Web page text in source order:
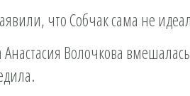
что Собчак сама не
Волочкова